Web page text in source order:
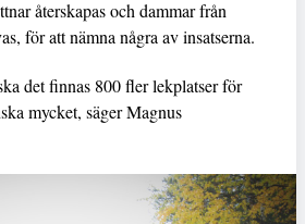
återskapas och dammar från
för att nämna några av insatserna.
det finnas 800 fler lekplatser för
mycket, säger Magnus